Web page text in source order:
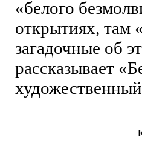
«белого
открытиях, там
загадочные об
рассказывает